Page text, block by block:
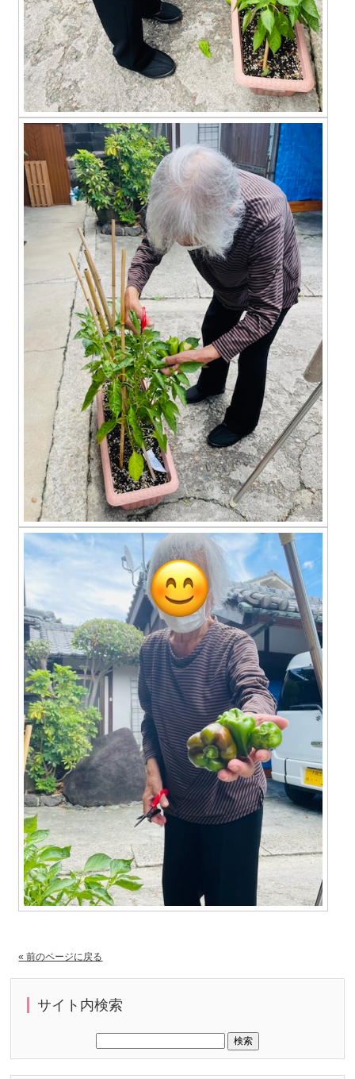
« 前のページに戻る
サイト内検索